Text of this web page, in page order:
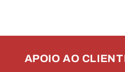
APOIO AO